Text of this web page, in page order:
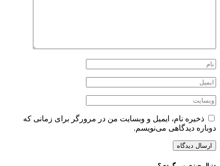
ذخیره نام، ایمیل و وبسایت من در مرورگر برای زمانی که
دوباره دیدگاهی می‌نویسم.